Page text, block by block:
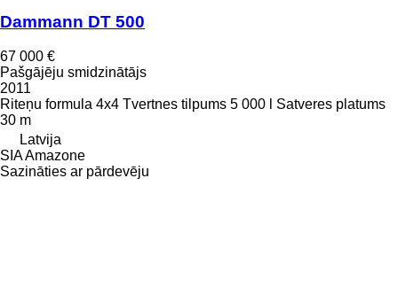
Dammann DT 500
67 000 €
Pašgājēju smidzinātājs
2011
Riteņu formula 4x4 Tvertnes tilpums 5 000 l
Satveres platums
30 m
Latvija
SIA Amazone
Sazināties ar pārdevēju